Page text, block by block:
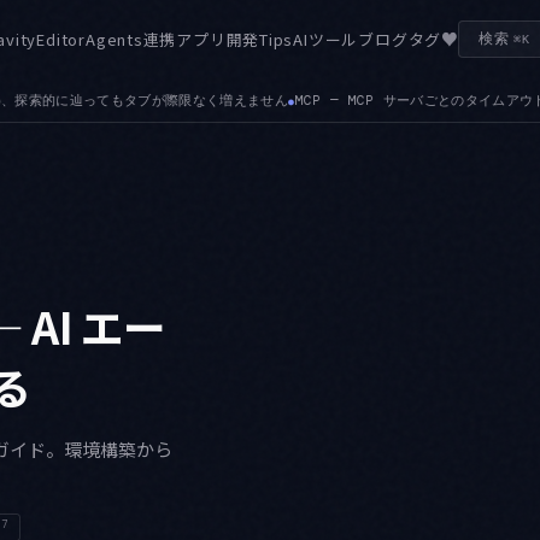
EditorAgents連携アプリ開発TipsAIツールブログタグ♥ 検索 ⌘K
サーバごとのタイムアウトを設定できるようになりました。応答の遅いサーバ1
エー
ド。環境構築から
7